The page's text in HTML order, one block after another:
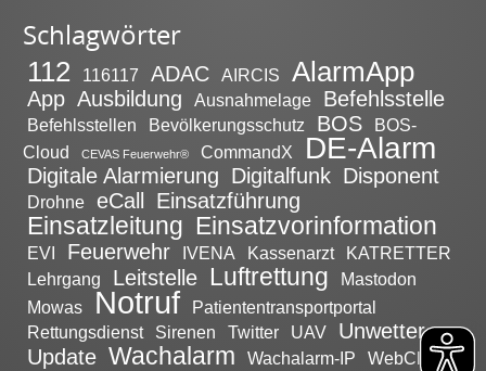
Schlagwörter
112 116117 ADAC AIRCIS AlarmApp
App Ausbildung Ausnahmelage Befehlsstelle
Befehlsstellen Bevölkerungsschutz BOS
BOS-
Cloud
CEVAS Feuerwehr® CommandX DE-Alarm
Digitale Alarmierung Digitalfunk Disponent
Drohne eCall Einsatzführung
Einsatzleitung Einsatzvorinformation
EVI Feuerwehr IVENA Kassenarzt
KATRETTER
Lehrgang
Leitstelle Luftrettung
Mastodon
Mowas
Notruf
Patiententransportportal
Rettungsdienst
Sirenen Twitter UAV
Unwetter
Update Wachalarm Wachalarm-IP WebClient